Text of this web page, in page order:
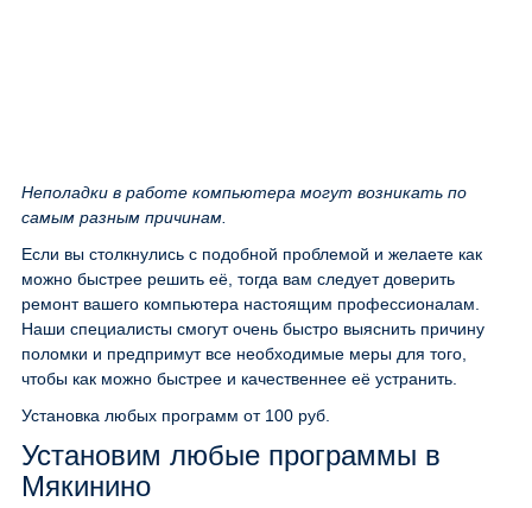
Неполадки в работе компьютера могут возникать по
самым разным причинам.
Если вы столкнулись с подобной проблемой и желаете как
можно быстрее решить её, тогда вам следует доверить
ремонт вашего компьютера настоящим профессионалам.
Наши специалисты смогут очень быстро выяснить причину
поломки и предпримут все необходимые меры для того,
чтобы как можно быстрее и качественнее её устранить.
Установка любых программ от 100 руб.
Установим любые программы в
Мякинино